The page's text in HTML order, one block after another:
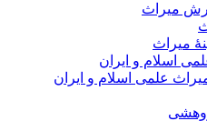
میراث
میراث
اسلام و ایران
علمی اسلام و ایران